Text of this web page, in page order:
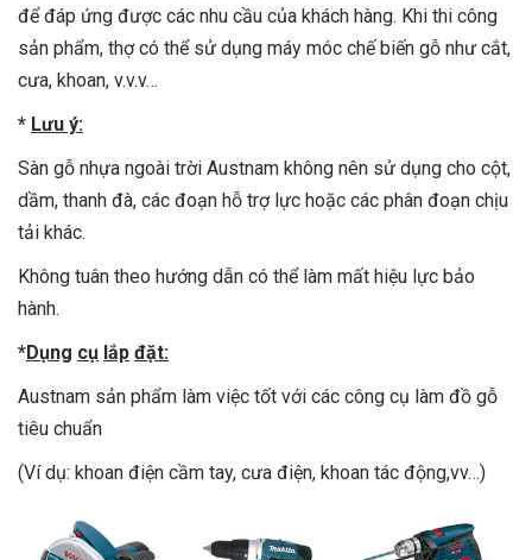
để đáp ứng được các nhu cầu của khách hàng. Khi thi công
sản phẩm, thợ có thể sử dụng máy móc chế biến gỗ như cắt,
cưa, khoan, v.v.v…
* Lưu ý:
Sàn gỗ nhựa ngoài trời Austnam không nên sử dụng cho cột,
dầm, thanh đà, các đoạn hỗ trợ lực hoặc các phân đoạn chịu
tải khác.
Không tuân theo hướng dẫn có thể làm mất hiệu lực bảo
hành.
*Dụng cụ lắp đặt:
Austnam sản phẩm làm việc tốt với các công cụ làm đồ gỗ
tiêu chuẩn
(Ví dụ: khoan điện cầm tay, cưa điện, khoan tác động,vv…)